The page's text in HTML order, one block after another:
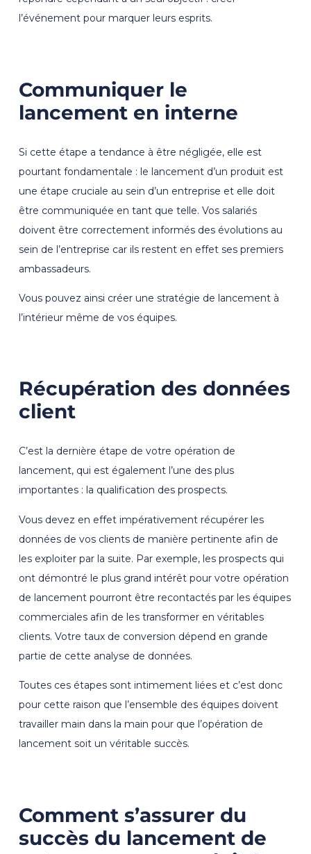
l’événement pour marquer leurs esprits.
Communiquer le
lancement en interne
Si cette étape a tendance à être négligée, elle est
pourtant fondamentale : le lancement d’un produit est
une étape cruciale au sein d’un entreprise et elle doit
être communiquée en tant que telle. Vos salariés
doivent être correctement informés des évolutions au
sein de l’entreprise car ils restent en effet ses premiers
ambassadeurs.
Vous pouvez ainsi créer une stratégie de lancement à
l’intérieur même de vos équipes.
Récupération des données
client
C’est la dernière étape de votre opération de
lancement, qui est également l’une des plus
importantes : la qualification des prospects.
Vous devez en effet impérativement récupérer les
données de vos clients de manière pertinente afin de
les exploiter par la suite. Par exemple, les prospects qui
ont démontré le plus grand intérêt pour votre opération
de lancement pourront être recontactés par les équipes
commerciales afin de les transformer en véritables
clients. Votre taux de conversion dépend en grande
partie de cette analyse de données.
Toutes ces étapes sont intimement liées et c’est donc
pour cette raison que l’ensemble des équipes doivent
travailler main dans la main pour que l’opération de
lancement soit un véritable succès.
Comment s’assurer du
succès du lancement de